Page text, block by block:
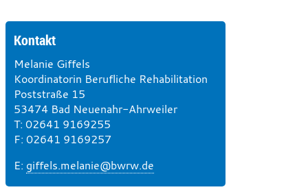
Kontakt
Melanie Giffels
Koordinatorin Berufliche Rehabilitation
Poststraße 15
53474 Bad Neuenahr-Ahrweiler
Te
l
f
o
: 02641 9169255
Fa: 02641 9169257
E-: giffels.melanie@bwrw.de